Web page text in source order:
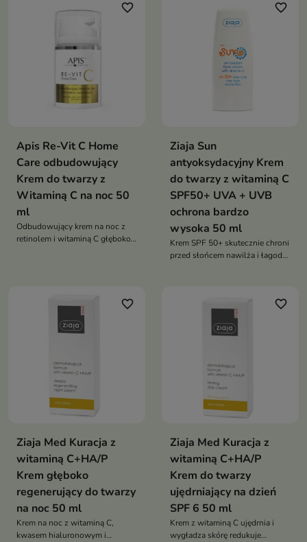
favorite_border
Apis Re-Vit C Home
Care odbudowujący
Krem do twarzy z
Witaminą C na noc 50
ml
Odbudowujący krem na noc z
retinolem i witaminą C głęboko
favorite_border
Ziaja Sun
antyoksydacyjny Krem
do twarzy z witaminą C
SPF50+ UVA + UVB
ochrona bardzo
wysoka 50 ml
Krem SPF 50+ skutecznie chroni
przed słońcem nawilża i łagodzi
favorite_border
Ziaja Med Kuracja z
witaminą C+HA/P
Krem głęboko
regenerujący do twarzy
na noc 50 ml
Krem na noc z witaminą C,
kwasem hialuronowym i
favorite_border
Ziaja Med Kuracja z
witaminą C+HA/P
Krem do twarzy
ujędrniający na dzień
SPF 6 50 ml
Krem z witaminą C ujędrnia i
wygładza skórę redukuje